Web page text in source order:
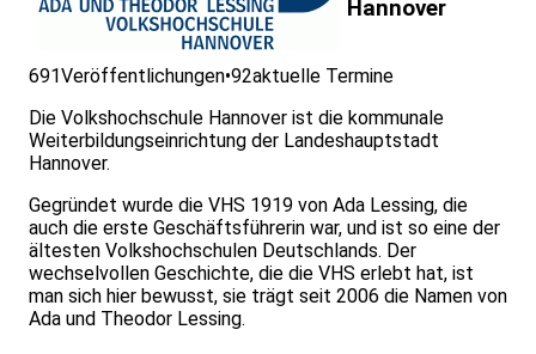
Hannover
691Veröffentlichungen•92aktuelle Termine
Die Volkshochschule Hannover ist die kommunale
Weiterbildungseinrichtung der Landeshauptstadt
Hannover.
Gegründet wurde die VHS 1919 von Ada Lessing, die
auch die erste Geschäftsführerin war, und ist so eine der
ältesten Volkshochschulen Deutschlands. Der
wechselvollen Geschichte, die die VHS erlebt hat, ist
man sich hier bewusst, sie trägt seit 2006 die Namen von
Ada und Theodor Lessing.